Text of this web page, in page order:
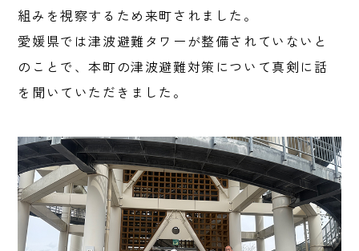
組みを視察するため来町されました。
愛媛県では津波避難タワーが整備されていないと
のことで、本町の津波避難対策について真剣に話
を聞いていただきました。